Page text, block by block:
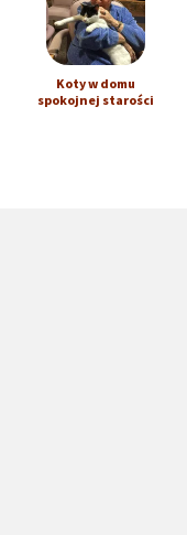
Koty w domu
spokojnej starości